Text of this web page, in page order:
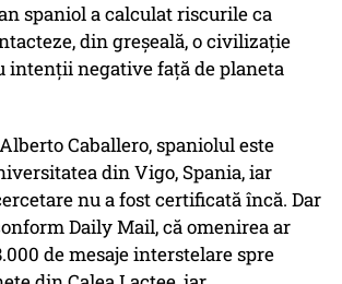
spaniol a calculat riscurile ca
din greşeală, o civilizaţie
intenţii negative faţă de planeta
Caballero, spaniolul este
din Vigo, Spania, iar
nu a fost certificată încă. Dar
Daily Mail, că omenirea ar
de mesaje interstelare spre